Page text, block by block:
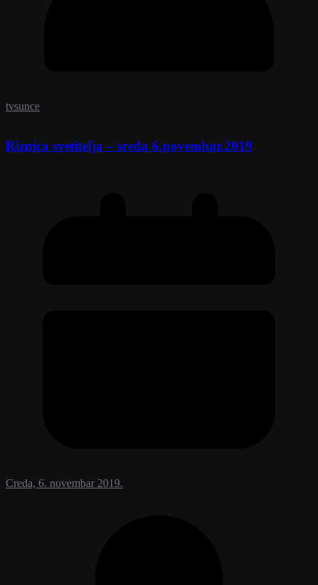
tvsunce
Riznica svetitelja – sreda 6.novembar.2019
Creda, 6. novembar 2019.